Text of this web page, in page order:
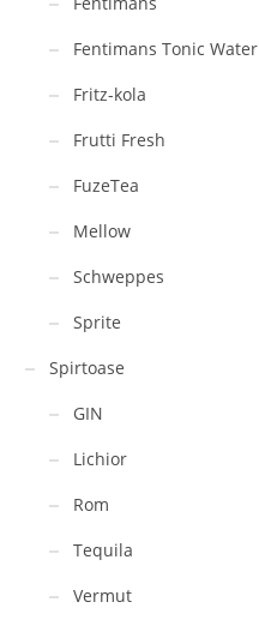
Fentimans Tonic Water
Fritz-kola
Frutti Fresh
FuzeTea
Mellow
Schweppes
Sprite
Spirtoase
GIN
Lichior
Rom
Tequila
Vermut